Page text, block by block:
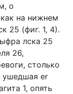
о
на нижнем
25 (фиг. 1, 4).
лска 25
26,
столько
ушедшая er
1, опять